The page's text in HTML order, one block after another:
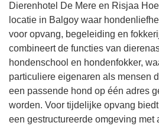
Dierenhotel De Mere en Risjaa
locatie in Balgoy waar
voor opvang, begeleiding en
combineert de functies van
hondenschool en hondenfokker,
particuliere eigenaren als mensen
een passende hond op één adres
worden. Voor tijdelijke opvang
een gestructureerde omgeving met